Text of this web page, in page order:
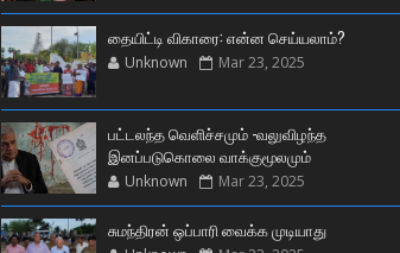
தையிட்டி விகாரை: என்ன செய்யலாம்?
Unknown Mar 23, 2025
பட்டலந்த வெளிச்சமும் -வலுவிழந்த
இனப்படுகொலை வாக்குமூலமும்
Unknown Mar 23, 2025
சுமந்திரன் ஒப்பாரி வைக்க முடியாது